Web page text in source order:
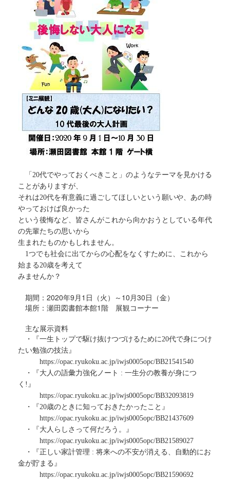
「20代でやっておくべきこと」のようなテーマを見かける
ことがありますが、
それは20代を有意義に過ごしてほしいという願いや、あの時
やっておけば良かった
という後悔など、皆さんがこれから向かおうとしている年代
の先輩たちの思いから
生まれたものかもしれません。
1つでも社会に出てからの心配をなくすために、これから
始まる20歳を考えて
みませんか？
期間：2020年9月1日（火）～10月30日（金）
場所：瀬田図書館本館1階 展観コーナー
主な展示資料
・『一生トップで駆け抜けつづけるために20代で身につけ
たい勉強の技法』
https://opac.ryukoku.ac.jp/iwjs0005opc/BB21541540
・『大人の語彙力強化ノート : 一生分の教養が身につ
く!』
https://opac.ryukoku.ac.jp/iwjs0005opc/BB32093819
・『20歳のときに知っておきたかったこと』
https://opac.ryukoku.ac.jp/iwjs0005opc/BB21437609
・『大人らしさって何だろう。』
https://opac.ryukoku.ac.jp/iwjs0005opc/BB21589027
・『正しい家計管理 : 将来への不安が消える、自動的にお
金が貯まる』
https://opac.ryukoku.ac.jp/iwjs0005opc/BB21590692